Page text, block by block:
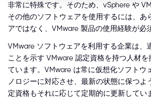
非常に特殊です。そのため、vSphere や
その他のソフトウェアを使用するには、あ
アではなく、VMware 製品の使用経験が必
VMware ソフトウェアを利用する企業は、
ことを示す VMware 認定資格を持つ人材を
ています。VMware は常に仮想化ソフトウ
ノロジーに対応させ、最新の状態に保つよ
定資格もそれに応じて定期的に更新してい